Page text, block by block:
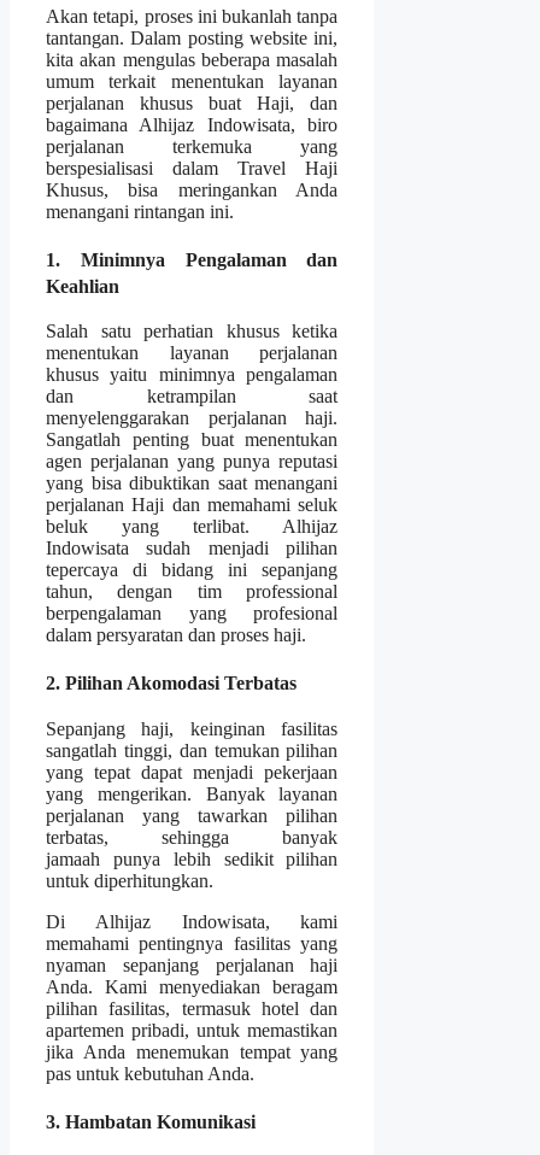
Akan tetapi, proses ini bukanlah tanpa
tantangan. Dalam posting website ini,
kita akan mengulas beberapa masalah
umum terkait menentukan layanan
perjalanan khusus buat Haji, dan
bagaimana Alhijaz Indowisata, biro
perjalanan terkemuka yang
berspesialisasi dalam Travel Haji
Khusus, bisa meringankan Anda
menangani rintangan ini.
1. Minimnya Pengalaman dan
Keahlian
Salah satu perhatian khusus ketika
menentukan layanan perjalanan
khusus yaitu minimnya pengalaman
dan ketrampilan saat
menyelenggarakan perjalanan haji.
Sangatlah penting buat menentukan
agen perjalanan yang punya reputasi
yang bisa dibuktikan saat menangani
perjalanan Haji dan memahami seluk
beluk yang terlibat. Alhijaz
Indowisata sudah menjadi pilihan
tepercaya di bidang ini sepanjang
tahun, dengan tim professional
berpengalaman yang profesional
dalam persyaratan dan proses haji.
2. Pilihan Akomodasi Terbatas
Sepanjang haji, keinginan fasilitas
sangatlah tinggi, dan temukan pilihan
yang tepat dapat menjadi pekerjaan
yang mengerikan. Banyak layanan
perjalanan yang tawarkan pilihan
terbatas, sehingga banyak
jamaah punya lebih sedikit pilihan
untuk diperhitungkan.
Di Alhijaz Indowisata, kami
memahami pentingnya fasilitas yang
nyaman sepanjang perjalanan haji
Anda. Kami menyediakan beragam
pilihan fasilitas, termasuk hotel dan
apartemen pribadi, untuk memastikan
jika Anda menemukan tempat yang
pas untuk kebutuhan Anda.
3. Hambatan Komunikasi